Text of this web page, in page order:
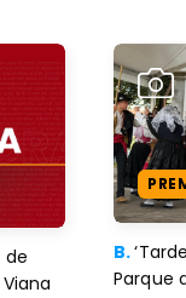
de
B.
Parque